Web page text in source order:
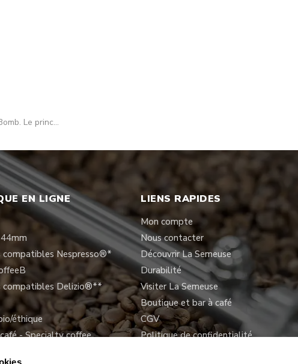
Le princ...
EN LIGNE
compatibles Nespresso®*
compatibles Delizio®**
éthique
- Specialty coffee
LIENS RAPIDES
Mon compte
Nous contacter
Découvrir La Semeuse
Durabilité
Visiter La Semeuse
Boutique et bar à café
CGV
Politique de confidentialité